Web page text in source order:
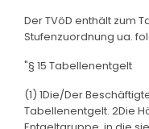
Der TVöD enthält zum
Stufenzuordnung ua.
"§ 15 Tabellenentgelt
(1) 1Die/Der
Tabellenentgelt. 2Die